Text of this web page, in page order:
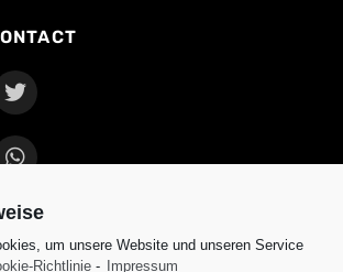
um unsere Website und unseren Service
Richtlinie- Impressum